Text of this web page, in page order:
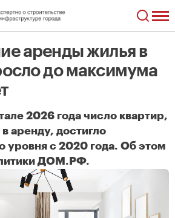
аренды жилья в
до максимума
2026 года число квартир,
аренду, достигло
уровня с 2020 года. Об этом
ДОМ.РФ.